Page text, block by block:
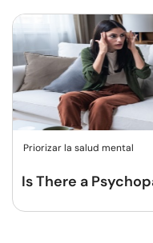
Priorizar la salud mental
Is There a